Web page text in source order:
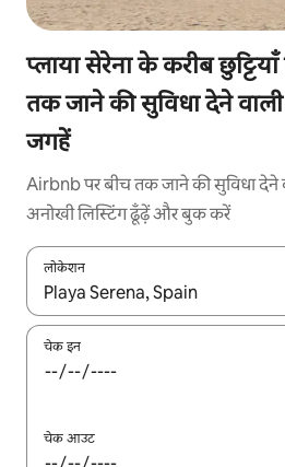
प्लाया सेरेना के करीब
तक जाने की सुविधा देने
जगहें
Airbnb पर बीच तक जाने की सुविधा देने
अनोखी लिस्टिंग ढूँढ़ें और बुक करें
लोकेशन
नतीजों के उपलब्ध होने पर, अप और डाउन
चेक इन
चेक आउट